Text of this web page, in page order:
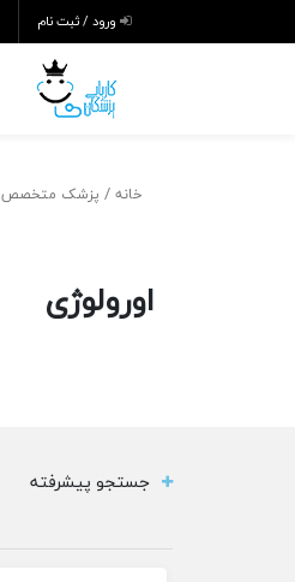
ورود / ثبت نام
خانه / پزشک متخصص
اورولوژی
جستجو پیشرفته